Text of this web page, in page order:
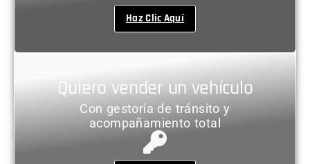
Haz Clic Aquí
Quiero vender un vehículo
Con gestoría de tránsito y
acompañamiento total